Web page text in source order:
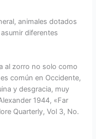
animales dotados
diferentes
al zorro no solo como
común en Occidente,
y desgracia, muy
1944, «Far
Quarterly, Vol 3, No.